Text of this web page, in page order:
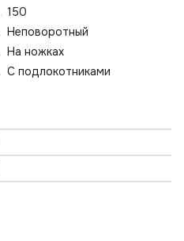
150
Неповоротный
На ножках
С подлокотниками